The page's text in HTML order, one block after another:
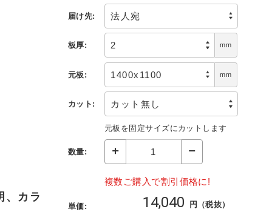
届け先:
板厚: mm
元板: mm
カット:
元板を固定サイズにカットします
数量:
複数ご購入で割引価格に!
単価: 14,040 円（税抜）
、カラ